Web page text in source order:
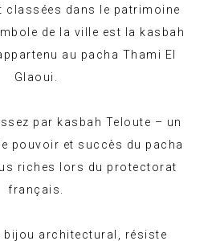
classées dans le patrimoine
de la ville est la kasbah
au pacha Thami El
Glaoui.
par kasbah Teloute – un
pouvoir et succès du pacha
riches lors du protectorat
français.
bijou architectural, résiste